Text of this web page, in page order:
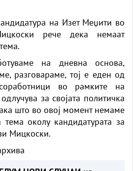
на Изет Меџити во
рече дека немаат
на дневна основа,
разговараме, тој е еден од
во рамките на
за својата политичка
што во овој момент немаме
околу кандидатурата за
Мицкоски.